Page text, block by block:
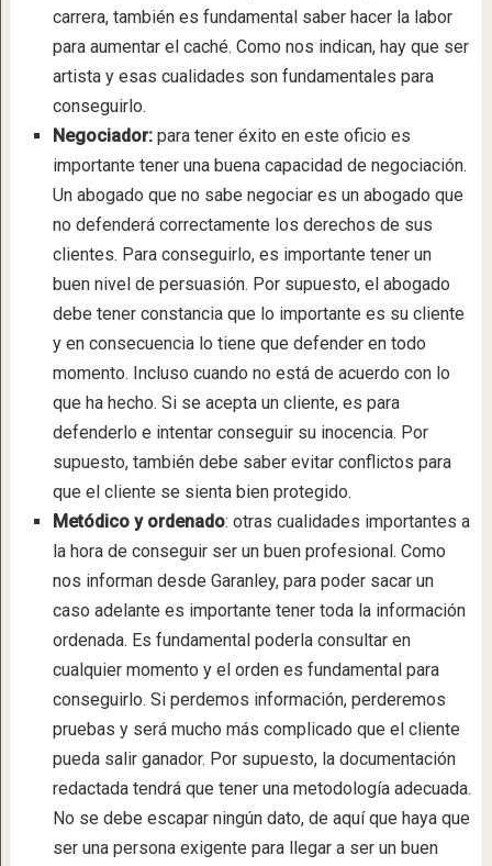
carrera, también es fundamental saber hacer la labor
para aumentar el caché. Como nos indican, hay que ser
artista y esas cualidades son fundamentales para
conseguirlo.
Negociador:para tener éxito en este oficio es
importante tener una buena capacidad de negociación.
Un abogado que no sabe negociar es un abogado que
no defenderá correctamente los derechos de sus
clientes. Para conseguirlo, es importante tener un
buen nivel de persuasión. Por supuesto, el abogado
debe tener constancia que lo importante es su cliente
y en consecuencia lo tiene que defender en todo
momento. Incluso cuando no está de acuerdo con lo
que ha hecho. Si se acepta un cliente, es para
defenderlo e intentar conseguir su inocencia. Por
supuesto, también debe saber evitar conflictos para
que el cliente se sienta bien protegido.
Metódico y ordenado: otras cualidades importantes a
la hora de conseguir ser un buen profesional. Como
nos informan desde Garanley, para poder sacar un
caso adelante es importante tener toda la información
ordenada. Es fundamental poderla consultar en
cualquier momento y el orden es fundamental para
conseguirlo. Si perdemos información, perderemos
pruebas y será mucho más complicado que el cliente
pueda salir ganador. Por supuesto, la documentación
redactada tendrá que tener una metodología adecuada.
No se debe escapar ningún dato, de aquí que haya que
ser una persona exigente para llegar a ser un buen